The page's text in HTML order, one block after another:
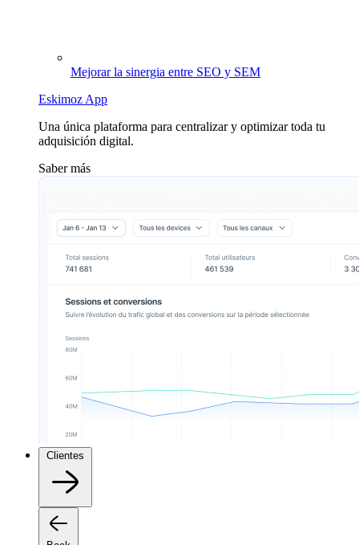
Mejorar la sinergia entre SEO y SEM
Eskimoz App
Una única plataforma para centralizar y optimizar toda tu
adquisición digital.
Saber más
Clientes